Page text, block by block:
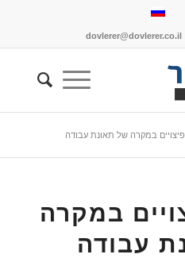
dovlerer@dovlerer.co.il
במקרה של תאונת עבודה
במקרה
עבודה